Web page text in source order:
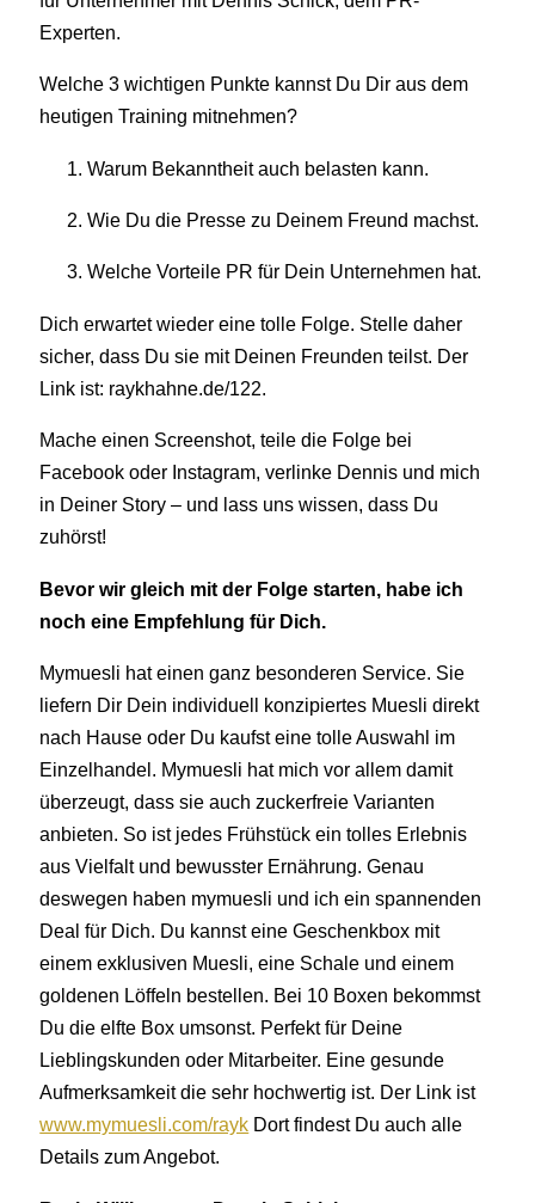
Experten.
Welche 3 wichtigen Punkte kannst Du Dir aus dem
heutigen Training mitnehmen?
Warum Bekanntheit auch belasten kann.
Wie Du die Presse zu Deinem Freund machst.
Welche Vorteile PR für Dein Unternehmen hat.
Dich erwartet wieder eine tolle Folge. Stelle daher
sicher, dass Du sie mit Deinen Freunden teilst. Der
Link ist: raykhahne.de/122.
Mache einen Screenshot, teile die Folge bei
Facebook oder Instagram, verlinke Dennis und mich
in Deiner Story – und lass uns wissen, dass Du
zuhörst!
Bevor wir gleich mit der Folge starten, habe ich
noch eine Empfehlung für Dich.
Mymuesli hat einen ganz besonderen Service. Sie
liefern Dir Dein individuell konzipiertes Muesli direkt
nach Hause oder Du kaufst eine tolle Auswahl im
Einzelhandel. Mymuesli hat mich vor allem damit
überzeugt, dass sie auch zuckerfreie Varianten
anbieten. So ist jedes Frühstück ein tolles Erlebnis
aus Vielfalt und bewusster Ernährung. Genau
deswegen haben mymuesli und ich ein spannenden
Deal für Dich. Du kannst eine Geschenkbox mit
einem exklusiven Muesli, eine Schale und einem
goldenen Löffeln bestellen. Bei 10 Boxen bekommst
Du die elfte Box umsonst. Perfekt für Deine
Lieblingskunden oder Mitarbeiter. Eine gesunde
Aufmerksamkeit die sehr hochwertig ist. Der Link ist
www.mymuesli.com/rayk Dort findest Du auch alle
Details zum Angebot.